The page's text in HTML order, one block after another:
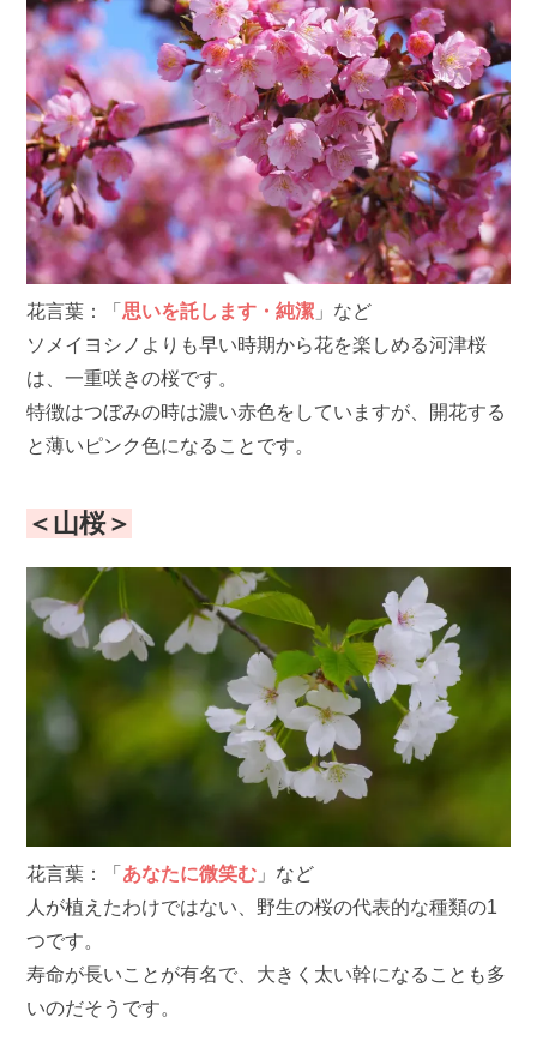
花言葉：「 思いを託します・純潔 」など
ソメイヨシノよりも早い時期から花を楽しめる河津桜
は、一重咲きの桜です。
特徴はつぼみの時は濃い赤色をしていますが、開花する
と薄いピンク色になることです。
＜山桜＞
花言葉：「 あなたに微笑む 」など
人が植えたわけではない、野生の桜の代表的な種類の1
つです。
寿命が長いことが有名で、大きく太い幹になることも多
いのだそうです。